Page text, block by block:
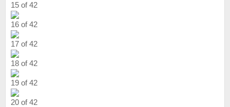
15 of 42
16 of 42
17 of 42
18 of 42
19 of 42
20 of 42